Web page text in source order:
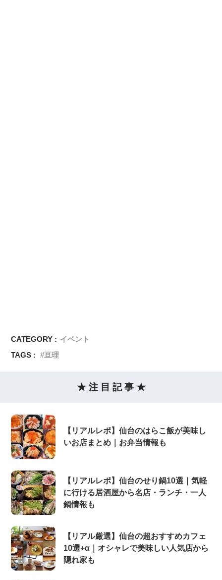
CATEGORY : イベント
TAGS :
亘理
★ 注 目 記 事 ★
【リアルレポ】仙台のはらこ飯が美味し
いお店まとめ｜お弁当情報も
【リアルレポ】仙台のせり鍋10選｜気軽
に行ける居酒屋から名店・ランチ・一人
鍋情報も
【リアル厳選】仙台の超おすすめカフェ
10選+α｜オシャレで美味しい人気店から
隠れ家も